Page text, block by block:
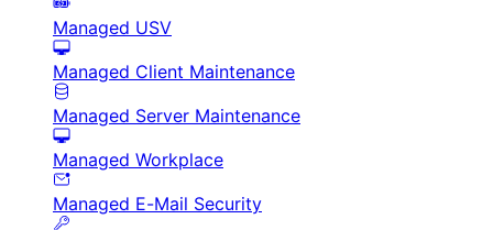
Managed USV
Managed Client Maintenance
Managed Server Maintenance
Managed Workplace
Managed E-Mail Security